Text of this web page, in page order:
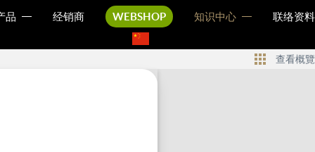
品 经销商 WEBSHOP 知识中心 联络资料
查看概覽